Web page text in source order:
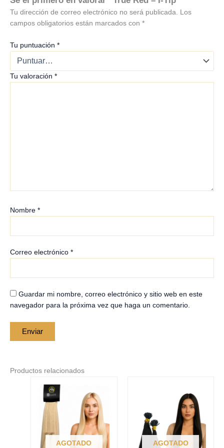
Tu dirección de correo electrónico no será publicada.
Los
campos obligatorios están marcados con *
Tu puntuación *
Tu valoración *
Nombre *
Correo electrónico *
Guardar mi nombre, correo electrónico y sitio web en este
navegador para la próxima vez que haga un comentario.
Productos relacionados
AGOTADO
$210.00
through
$250.00
producto
tiene
múltiples
variantes.
Las
AGOTADO
$210.00
through
$250.00
producto
tiene
múltiples
variantes.
Las